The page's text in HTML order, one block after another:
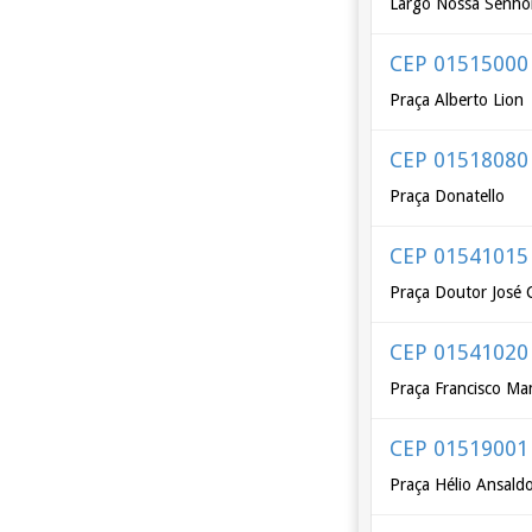
CEP 01515000
Praça Alberto Lion
CEP 01518080
Praça Donatello
CEP 01541015
Praça Doutor José
CEP 01541020
Praça Francisco
CEP 01519001
Praça Hélio Ansaldo